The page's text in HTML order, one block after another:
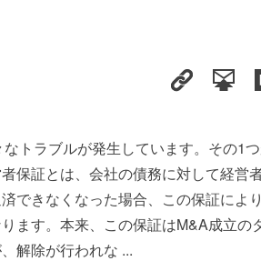
トラブルが発生しています。その1
保証とは、会社の債務に対して経営
できなくなった場合、この保証によ
ます。本来、この保証はM&A成立の
解除が行われな ...